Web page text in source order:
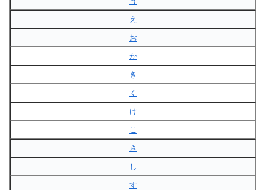
え
お
か
き
く
け
こ
さ
し
す